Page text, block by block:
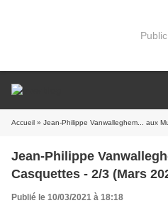
Accueil » Jean-Philippe Vanwalleghem... aux
Jean-Philippe
Casquettes - 2/3 (Mars
Publié le 10/03/2021 à 18:18